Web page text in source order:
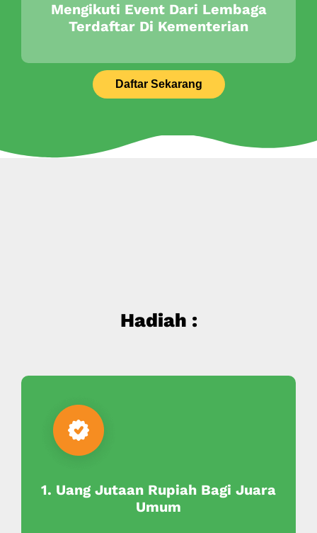
Mengikuti Event Dari Lembaga
Terdaftar Di Kementerian
Daftar Sekarang
Hadiah :
1. Uang Jutaan Rupiah Bagi Juara
Umum